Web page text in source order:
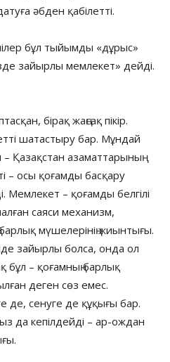
әбден қабілетті.
бұл тыйымды «дұрыс»
зайырлы мемлекет» дейді.
бірақ жаңсақ пікір.
шатастыру бар. Мұндай
Қазақстан азаматтарының
– осы қоғамды басқару
Мемлекет – қоғамды белгілі
саяси механизм,
мүшелерінің жиынтығы.
зайырлы болса, онда ол
бұл – қоғамның барлық
деген сөз емес.
де, сенуге де құқығы бар.
да кепілдейді – ар-ождан